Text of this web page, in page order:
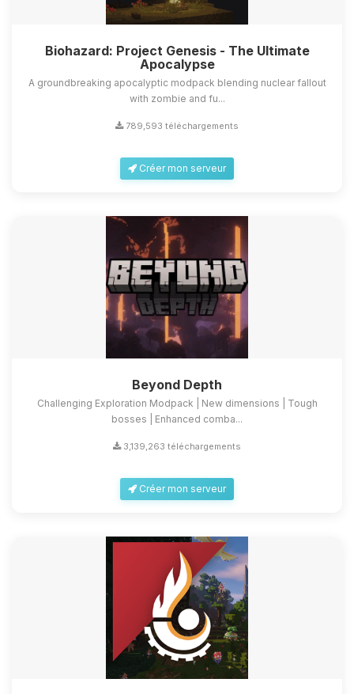
Biohazard: Project Genesis - The Ultimate
Apocalypse
A groundbreaking apocalyptic modpack blending nuclear fallout
with zombie and fu...
789,593 téléchargements
Créer mon serveur
Beyond Depth
Challenging Exploration Modpack | New dimensions | Tough
bosses | Enhanced comba...
3,139,263 téléchargements
Créer mon serveur